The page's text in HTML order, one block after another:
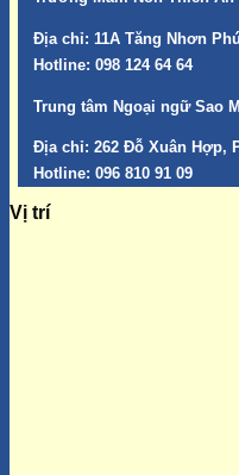
Địa chỉ: 11A Tăng Nhơn
Hotline: 098 124 64 64
Trung tâm Ngoại ngữ Sao
Địa chỉ: 262 Đỗ Xuân Hợp,
Hotline: 096 810 91 09
Vị trí